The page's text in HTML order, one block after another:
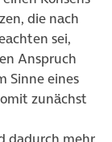
die nach
sei,
Anspruch
Sinne eines
zunächst